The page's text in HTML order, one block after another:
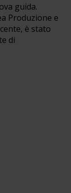
guida.
Produzione e
è stato
di